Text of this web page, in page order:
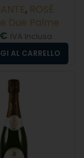
, ROSÉ
Due Palme
€ IVA Inclusa
AL CARRELLO